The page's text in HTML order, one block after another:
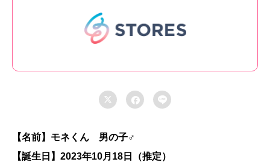
  
【名前】モネくん 男の子♂
【誕生日】2023年10月18日（推定）